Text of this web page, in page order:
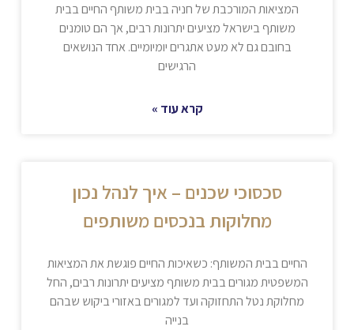
המציאות המורכבת של חניה בבית משותף החיים בבית
משותף בישראל מציעים יתרונות רבים, אך הם טומנים
בחובם גם לא מעט אתגרים יומיומיים. אחד הנושאים
הרגישים
קרא עוד »
סכסוכי שכנים – איך לנהל נכון
מחלוקות בנכסים משותפים
החיים בבית המשותף: כשאיכות החיים פוגשת את המציאות
המשפטית מגורים בבית משותף מציעים יתרונות רבים, החל
מחלוקת נטל התחזוקה ועד למגורים באזורי ביקוש שבהם
בנייה